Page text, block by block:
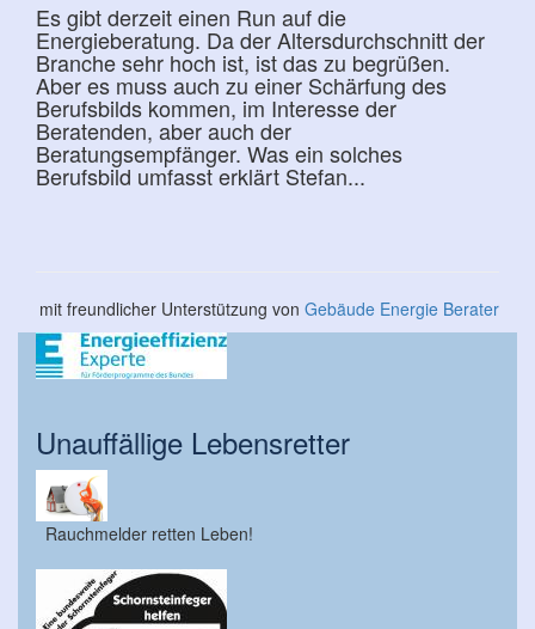
Es gibt derzeit einen Run auf die
Energieberatung. Da der Altersdurchschnitt der
Branche sehr hoch ist, ist das zu begrüßen.
Aber es muss auch zu einer Schärfung des
Berufsbilds kommen, im Interesse der
Beratenden, aber auch der
Beratungsempfänger. Was ein solches
Berufsbild umfasst erklärt Stefan...
mit freundlicher Unterstützung von Gebäude Energie Berater
Unauffällige Lebensretter
Rauchmelder retten Leben!